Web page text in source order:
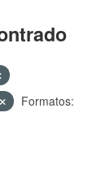
Formatos: